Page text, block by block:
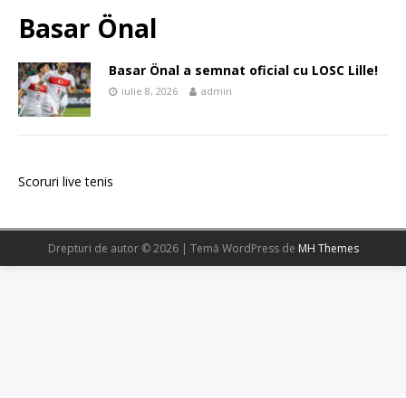
Basar Önal
Basar Önal a semnat oficial cu LOSC Lille!
iulie 8, 2026 admin
Scoruri live tenis
Drepturi de autor © 2026 | Temă WordPress de MH Themes